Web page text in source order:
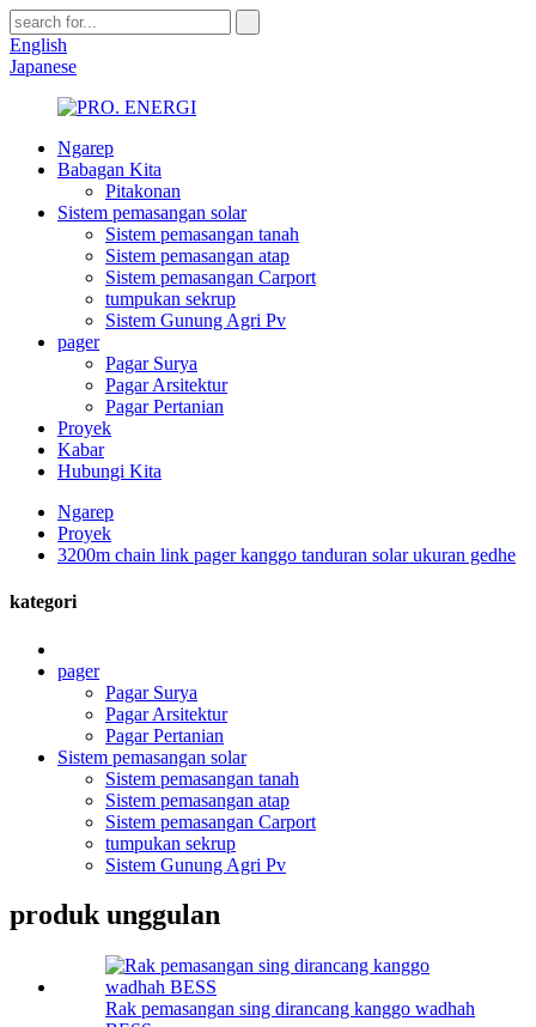
English
Japanese
Ngarep
Babagan Kita
Pitakonan
Sistem pemasangan solar
Sistem pemasangan tanah
Sistem pemasangan atap
Sistem pemasangan Carport
tumpukan sekrup
Sistem Gunung Agri Pv
pager
Pagar Surya
Pagar Arsitektur
Pagar Pertanian
Proyek
Kabar
Hubungi Kita
Ngarep
Proyek
3200m chain link pager kanggo tanduran solar ukuran gedhe
kategori
pager
Pagar Surya
Pagar Arsitektur
Pagar Pertanian
Sistem pemasangan solar
Sistem pemasangan tanah
Sistem pemasangan atap
Sistem pemasangan Carport
tumpukan sekrup
Sistem Gunung Agri Pv
produk unggulan
Rak pemasangan sing dirancang kanggo wadhah